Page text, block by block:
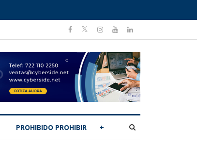
PROHIBIDO PROHIBIR +